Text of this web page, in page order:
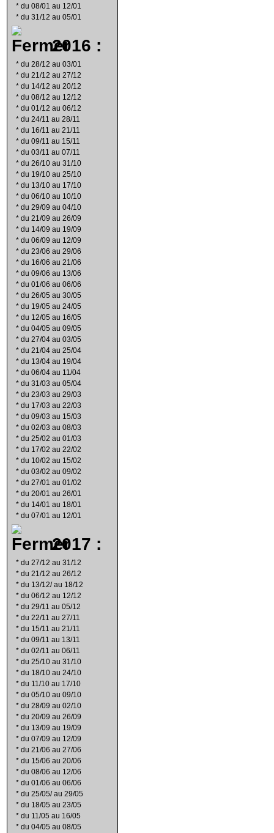
* du 08/01 au 12/01
* du 31/12 au 05/01
2016 :
* du 28/12 au 03/01
* du 21/12 au 27/12
* du 14/12 au 20/12
* du 08/12 au 12/12
* du 01/12 au 06/12
* du 24/11 au 28/11
* du 16/11 au 21/11
* du 09/11 au 15/11
* du 03/11 au 07/11
* du 26/10 au 31/10
* du 19/10 au 25/10
* du 13/10 au 17/10
* du 06/10 au 10/10
* du 29/09 au 04/10
* du 21/09 au 26/09
* du 14/09 au 19/09
* du 06/09 au 12/09
* du 23/06 au 29/06
* du 16/06 au 21/06
* du 09/06 au 13/06
* du 01/06 au 06/06
* du 26/05 au 30/05
* du 19/05 au 24/05
* du 12/05 au 16/05
* du 04/05 au 09/05
* du 27/04 au 03/05
* du 21/04 au 25/04
* du 13/04 au 19/04
* du 06/04 au 11/04
* du 31/03 au 05/04
* du 23/03 au 29/03
* du 17/03 au 22/03
* du 09/03 au 15/03
* du 02/03 au 08/03
* du 25/02 au 01/03
* du 17/02 au 22/02
* du 10/02 au 15/02
* du 03/02 au 09/02
* du 27/01 au 01/02
* du 20/01 au 26/01
* du 14/01 au 18/01
* du 07/01 au 12/01
2017 :
* du 27/12 au 31/12
* du 21/12 au 26/12
* du 13/12/ au 18/12
* du 06/12 au 12/12
* du 29/11 au 05/12
* du 22/11 au 27/11
* du 15/11 au 21/11
* du 09/11 au 13/11
* du 02/11 au 06/11
* du 25/10 au 31/10
* du 18/10 au 24/10
* du 11/10 au 17/10
* du 05/10 au 09/10
* du 28/09 au 02/10
* du 20/09 au 26/09
* du 13/09 au 19/09
* du 07/09 au 12/09
* du 21/06 au 27/06
* du 15/06 au 20/06
* du 08/06 au 12/06
* du 01/06 au 06/06
* du 25/05/ au 29/05
* du 18/05 au 23/05
* du 11/05 au 16/05
* du 04/05 au 08/05